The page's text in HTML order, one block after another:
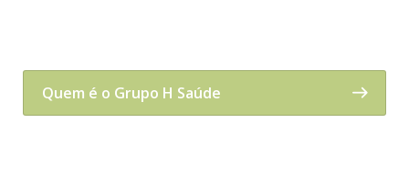
Quem é o Grupo H Saúde